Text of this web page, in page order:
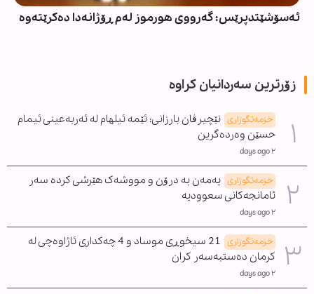
ئەسۆشێتدپرێس: گەرووی هورموز لەم ڕۆژانەدا دەکرێتەوە
زۆرترین سەردانیان کراوە
خزمەتگوزاری نێچیرڤان بارزانی: ئێمە ئیلهام لە ئەربەعینی ئیمام
حسێن وەردەگرین
٢ days ago
خزمەتگوزاری یەمەن بە درۆن و مووشەک هێرشی کردە سەر
ئامانجەکانی سعوودیە
٢ days ago
خزمەتگوزاری
21 سیخوڕی موساد و 4 چەکداری ئاژاوەچی لە
کرمان دەستبەسەر کران
٢ days ago